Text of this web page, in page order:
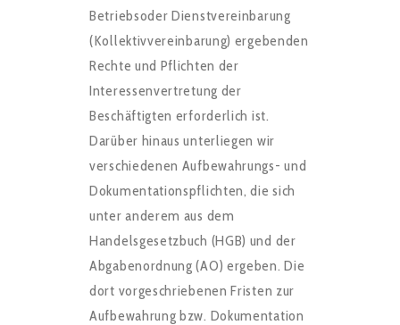
Betriebsoder Dienstvereinbarung
(Kollektivvereinbarung) ergebenden
Rechte und Pflichten der
Interessenvertretung der
Beschäftigten erforderlich ist.
Darüber hinaus unterliegen wir
verschiedenen Aufbewahrungs- und
Dokumentationspflichten, die sich
unter anderem aus dem
Handelsgesetzbuch (HGB) und der
Abgabenordnung (AO) ergeben. Die
dort vorgeschriebenen Fristen zur
Aufbewahrung bzw. Dokumentation